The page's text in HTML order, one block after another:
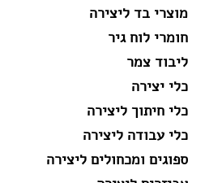
מוצרי בד ליצירה
חומרי לוח גיר
ליבוד צמר
כלי יצירה
כלי חיתוך ליצירה
כלי עבודה ליצירה
ספוגים ומכחולים ליצירה